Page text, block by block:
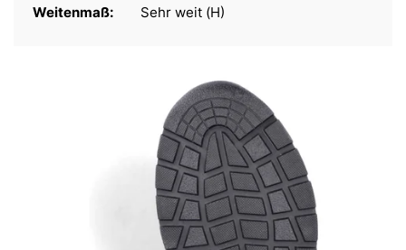
Weitenmaß:
Sehr weit (H)